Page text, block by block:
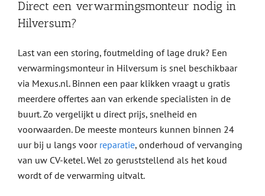
Direct een verwarmingsmonteur nodig in
Hilversum?
Last van een storing, foutmelding of lage druk? Een
verwarmingsmonteur in Hilversum is snel beschikbaar
via Mexus.nl. Binnen een paar klikken vraagt u gratis
meerdere offertes aan van erkende specialisten in de
buurt. Zo vergelijkt u direct prijs, snelheid en
voorwaarden. De meeste monteurs kunnen binnen 24
uur bij u langs voor reparatie, onderhoud of vervanging
van uw CV-ketel. Wel zo geruststellend als het koud
wordt of de verwarming uitvalt.